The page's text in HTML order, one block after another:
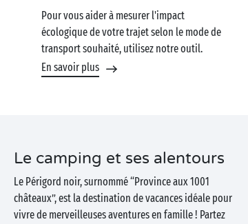
Pour vous aider à mesurer l'impact
écologique de votre trajet selon le mode de
transport souhaité, utilisez notre outil.
En savoir plus
Le camping et ses alentours
Le Périgord noir, surnommé “Province aux 1001
châteaux”, est la destination de vacances idéale pour
vivre de merveilleuses aventures en famille ! Partez